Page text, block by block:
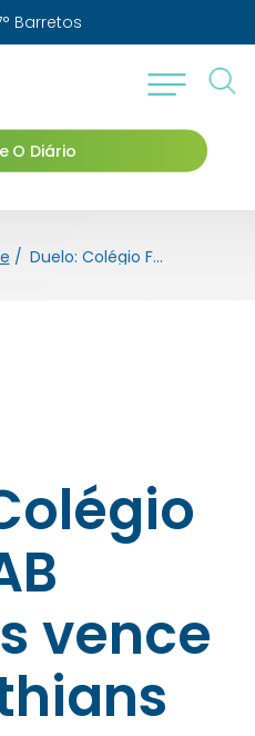
° Barretos
O Diário
/ Duelo: Colégio FEB/APAB Barretos vence o Corinthians
vence